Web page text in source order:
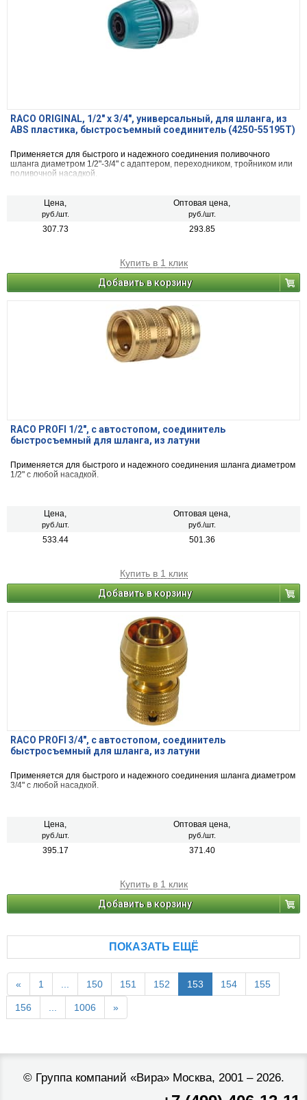
RACO ORIGINAL, 1/2″ x 3/4″, универсальный, для шланга, из
ABS пластика, быстросъемный соединитель (4250-55195T)
Применяется для быстрого и надежного соединения поливочного
шланга диаметром 1/2"-3/4" с адаптером, переходником, тройником или
поливочной насадкой.
Цена,
руб./шт.
Оптовая цена,
руб./шт.
307.73 293.85
Купить в 1 клик
Добавить в корзину
RACO PROFI 1/2", с автостопом, соединитель
быстросъемный для шланга, из латуни
Применяется для быстрого и надежного соединения шланга диаметром
1/2" с любой насадкой.
Цена,
руб./шт.
Оптовая цена,
руб./шт.
533.44 501.36
Купить в 1 клик
Добавить в корзину
RACO PROFI 3/4", с автостопом, соединитель
быстросъемный для шланга, из латуни
Применяется для быстрого и надежного соединения шланга диаметром
3/4" с любой насадкой.
Цена,
руб./шт.
Оптовая цена,
руб./шт.
395.17 371.40
Купить в 1 клик
Добавить в корзину
ПОКАЗАТЬ ЕЩЁ
« 1 ... 150 151 152 153 154 155
156 ... 1006 »
© Группа компаний «Вира»Москва, 2001 – 2026.